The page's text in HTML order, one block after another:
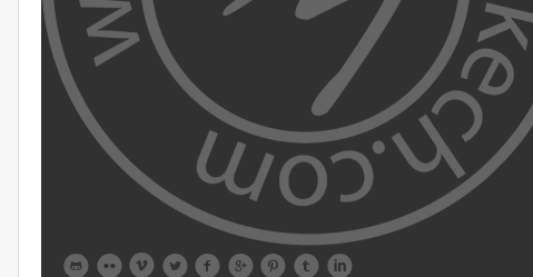
        